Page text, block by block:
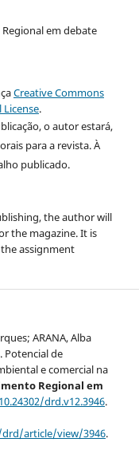
em debate
Creative Commons
.
o autor estará,
para a revista. À
publicado.
the author will
the magazine. It is
assignment
ARANA, Alba
Potencial de
e comercial na
Regional em
10.24302/drd.v12.3946.
article/view/3946.